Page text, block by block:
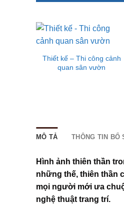
Thiết kế – Thi công cảnh
quan sân vườn
MÔ TẢ THÔNG TIN BỔ
Hình ảnh thiên thần
những thế, thiên thần
mọi người mới ưa
nghệ thuật trang trí.